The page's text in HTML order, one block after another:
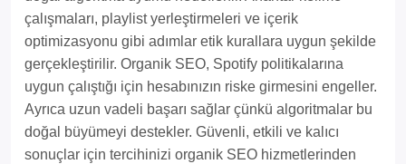
çalışmaları, playlist yerleştirmeleri ve içerik
optimizasyonu gibi adımlar etik kurallara uygun şekilde
gerçekleştirilir. Organik SEO, Spotify politikalarına
uygun çalıştığı için hesabınızın riske girmesini engeller.
Ayrıca uzun vadeli başarı sağlar çünkü algoritmalar bu
doğal büyümeyi destekler. Güvenli, etkili ve kalıcı
sonuçlar için tercihinizi organik SEO hizmetlerinden